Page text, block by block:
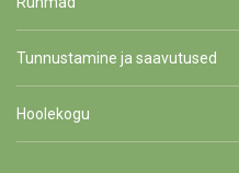
Tunnustamine ja saavutused
Hoolekogu